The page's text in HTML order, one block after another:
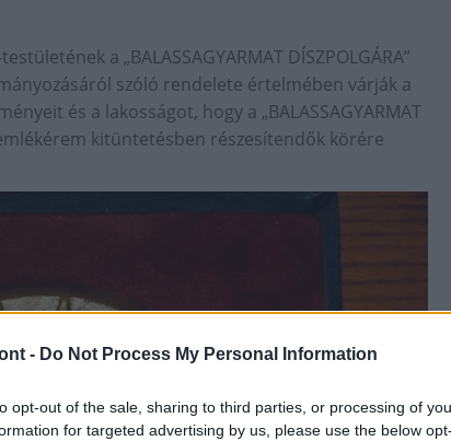
- Do Not Process My Personal Information
opt-out of the sale, sharing to third parties, or processing of
for targeted advertising by us, please use the below
a „BALASSAGYARMAT DÍSZPOLGÁRA”
szóló rendelete értelmében várják a
és a lakosságot, hogy a „BALASSAGYARMAT
emlékérem kitüntetésben részesítendők körére